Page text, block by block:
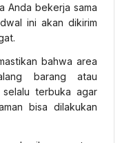
Anda bekerja sama
ini akan dikirim
bahwa area
barang atau
terbuka agar
bisa dilakukan